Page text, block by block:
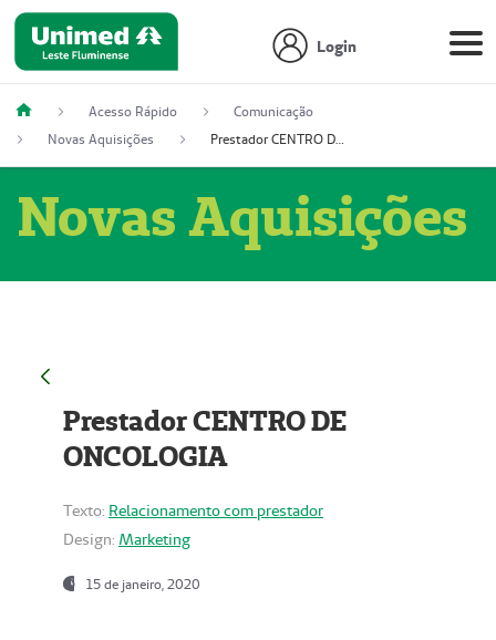
Login
Acesso Rápido
Comunicação
Novas Aquisições
Prestador CENTRO DE ONCOLOGIA
Novas Aquisições
Prestador CENTRO DE
ONCOLOGIA
Texto: Relacionamento com prestador
Design: Marketing
15 de janeiro, 2020